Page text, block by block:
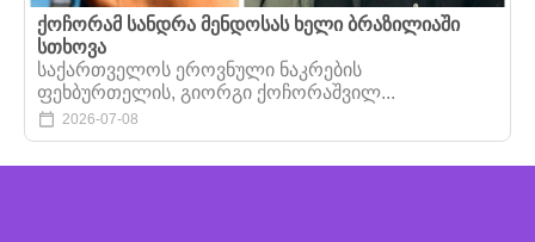
ქოჩორამ სანდრა მენდოსას ხელი ბრაზილიაში
სთხოვა
საქართველოს ეროვნული ნაკრების
ფეხბურთელის, გიორგი ქოჩორაშვილ...
2026-07-08